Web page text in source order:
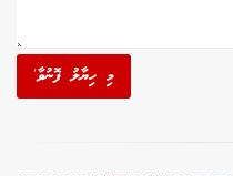
މި ހިޔާލު ފޮނުވާ'